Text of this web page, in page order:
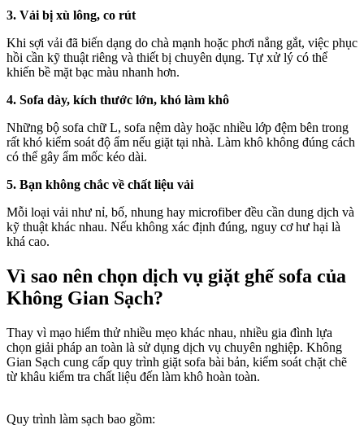
3. Vải bị xù lông, co rút
Khi sợi vải đã biến dạng do chà mạnh hoặc phơi nắng gắt, việc phục
hồi cần kỹ thuật riêng và thiết bị chuyên dụng. Tự xử lý có thể
khiến bề mặt bạc màu nhanh hơn.
4. Sofa dày, kích thước lớn, khó làm khô
Những bộ sofa chữ L, sofa nệm dày hoặc nhiều lớp đệm bên trong
rất khó kiểm soát độ ẩm nếu giặt tại nhà. Làm khô không đúng cách
có thể gây ẩm mốc kéo dài.
5. Bạn không chắc về chất liệu vải
Mỗi loại vải như nỉ, bố, nhung hay microfiber đều cần dung dịch và
kỹ thuật khác nhau. Nếu không xác định đúng, nguy cơ hư hại là
khá cao.
Vì sao nên chọn dịch vụ giặt ghế sofa của
Không Gian Sạch?
Thay vì mạo hiểm thử nhiều mẹo khác nhau, nhiều gia đình lựa
chọn giải pháp an toàn là sử dụng dịch vụ chuyên nghiệp. Không
Gian Sạch cung cấp quy trình giặt sofa bài bản, kiểm soát chặt chẽ
từ khâu kiểm tra chất liệu đến làm khô hoàn toàn.
Quy trình làm sạch bao gồm: